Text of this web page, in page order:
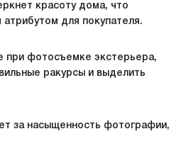
красоту дома, что
для покупателя.
при фотосъемке экстерьера,
ракурсы и выделить
за насыщенность фотографии,